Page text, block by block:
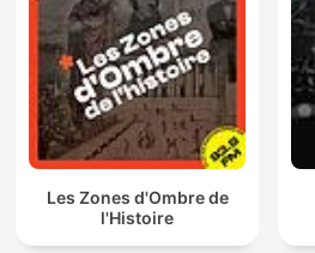
Les Zones d'Ombre de
l'Histoire